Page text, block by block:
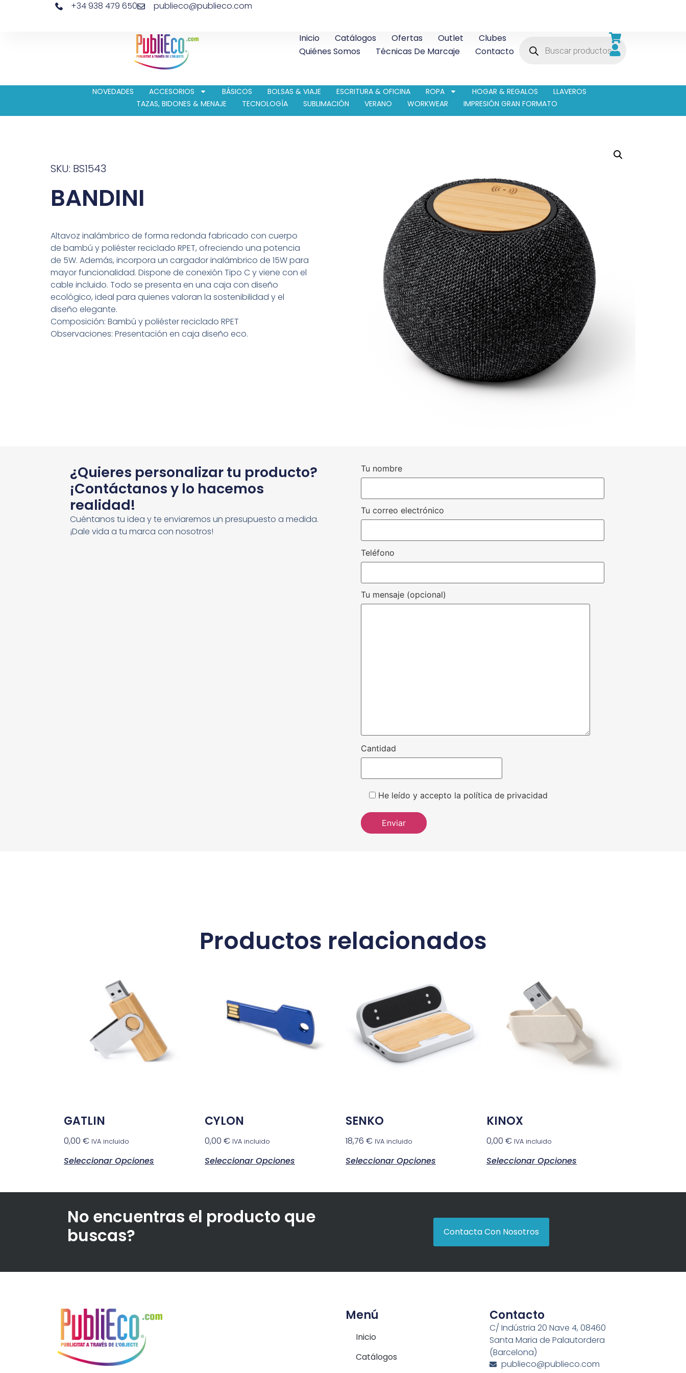
+34 938 479 650 publieco@publieco.com
Inicio Catálogos Ofertas Outlet
Clubes
Quiénes Somos
Técnicas De Marcaje Contacto
NOVEDADES ACCESORIOS BÁSICOS BOLSAS & VIAJE ESCRITURA & OFICINA ROPA HOGAR & REGALOS
LLAVEROS
TAZAS, BIDONES & MENAJE
TECNOLOGÍA SUBLIMACIÓN VERANO WORKWEAR IMPRESIÓN GRAN FORMATO
SKU: BS1543
BANDINI
Altavoz inalámbrico de forma redonda fabricado con cuerpo
de bambú y poliéster reciclado RPET, ofreciendo una potencia
de 5W. Además, incorpora un cargador inalámbrico de 15W para
mayor funcionalidad. Dispone de conexión Tipo C y viene con el
cable incluido. Todo se presenta en una caja con diseño
ecológico, ideal para quienes valoran la sostenibilidad y el
diseño elegante.
Composición: Bambú y poliéster reciclado RPET
Observaciones: Presentación en caja diseño eco.
¿Quieres personalizar tu producto?
¡Contáctanos y lo hacemos
realidad!
Cuéntanos tu idea y te enviaremos un presupuesto a medida.
¡Dale vida a tu marca con nosotros!
Tu nombre
Tu correo electrónico
Teléfono
Tu mensaje (opcional)
Cantidad
He leído y accepto la política de privacidad
Productos relacionados
GATLIN
0,00 € IVA incluido
Seleccionar Opciones
CYLON
0,00 € IVA incluido
Seleccionar Opciones
SENKO
18,76 € IVA incluido
Seleccionar Opciones
KINOX
0,00 € IVA incluido
Seleccionar Opciones
No encuentras el producto que
buscas?
Contacta Con Nosotros
Menú
Inicio
Catálogos
Contacto
C/ Indústria 20 Nave 4, 08460
Santa Maria de Palautordera
(Barcelona)
publieco@publieco.com